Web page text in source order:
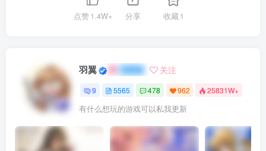
点赞1.4W+ 分享 收藏1
羽翼 关注
9 5565 478 962 25831W+
有什么想玩的游戏可以私我更新